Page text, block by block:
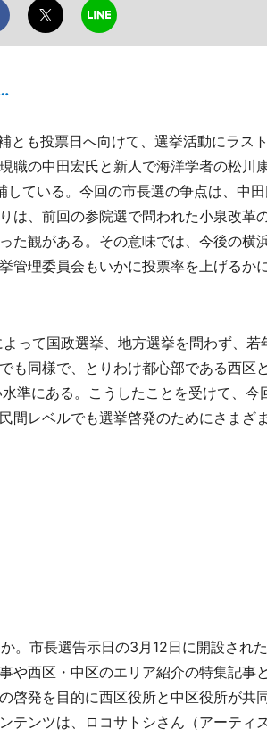
とも投票日へ向けて、選挙活動にラス
職の中田宏氏と新人で海洋学者の松川
ている。今回の市長選の争点は、中
、前回の参院選で問われた小泉改革
た観がある。その意味では、今後の横
管理委員会もいかに投票率を上げるか
って国政選挙、地方選挙を問わず、若
も同様で、とりわけ都心部である西区
準にある。こうしたことを受けて、今
間レベルでも選挙啓発のためにさまざ
。市長選告示日の3月12日に開設され
や西区・中区のエリア紹介の特集記事
啓発を目的に西区役所と中区役所が共
テンツは、ロコサトシさん（アーティ